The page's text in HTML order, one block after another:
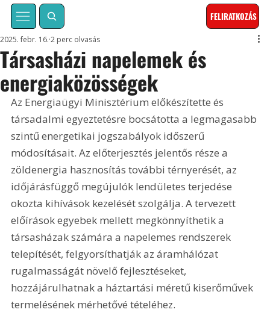
FELIRATKOZÁS
Társasházi napelemek és
energiaközösségek
2025. febr. 16. 2 perc olvasás
Az Energiaügyi Minisztérium előkészítette és
társadalmi egyeztetésre bocsátotta a legmagasabb
szintű energetikai jogszabályok időszerű
módosításait. Az előterjesztés jelentős része a
zöldenergia hasznosítás további térnyerését, az
időjárásfüggő megújulók lendületes terjedése
okozta kihívások kezelését szolgálja. A tervezett
előírások egyebek mellett megkönnyíthetik a
társasházak számára a napelemes rendszerek
telepítését, felgyorsíthatják az áramhálózat
rugalmasságát növelő fejlesztéseket,
hozzájárulhatnak a háztartási méretű kiserőművek
termelésének mérhetővé tételéhez.